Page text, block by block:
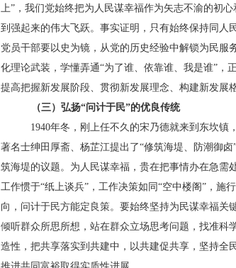
上”，我们党始终把为人民谋幸福作为矢志不渝的初
到强起来的伟大飞跃。事实证明，只有始终保持同人
党员干部要以史为镜，从党的历史经验中解锁为民服
化理论武装，学懂弄通“为了谁、依靠谁、我是谁”，
提高把握新发展阶段、贯彻新发展理念、构建新发展
（三）弘扬“问计于民”的优良传统
1940年冬，刚上任不久的宋乃德就来到东坎
著名士绅田厚斋、杨芷江提出了“修筑海堤、防潮御
筑海堤的议题。为人民谋幸福，贵在把事情办在急需
工作惯于“纸上谈兵”，工作决策如同“空中楼阁”，施
向，问计于民方能定良策。要始终坚持为民谋幸福关
倾听群众所思所想，站在群众立场思考问题，找准科
造性，把共享落实到共建中，以共建促共享，坚持全